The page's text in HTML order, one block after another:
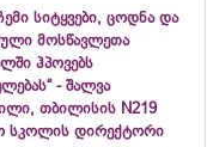
სიტყვები, ცოდნა და
მოსწავლეთა
ჰპოვებს
- შალვა
თბილისის N219
სკოლის დირექტორი